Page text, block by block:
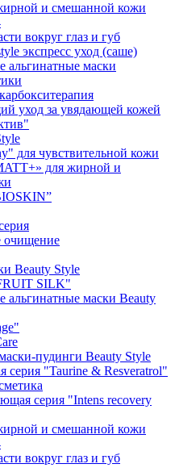
и смешанной кожи
вокруг глаз и губ
экспресс уход (саше)
маски
уход за увядающей кожей
для чувствительной кожи
для жирной и
очищение
Beauty Style
SILK"
маски Beauty
пудинги Beauty Style
серия "Taurine & Resveratrol"
серия "Intens recovery
и смешанной кожи
вокруг глаз и губ